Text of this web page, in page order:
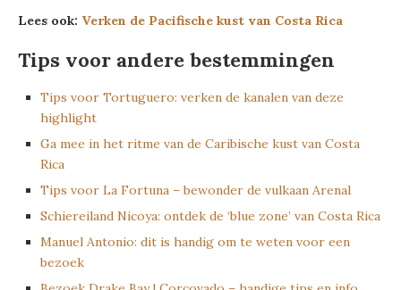
Lees ook: Verken de Pacifische kust van Costa Rica
Tips voor andere bestemmingen
Tips voor Tortuguero: verken de kanalen van deze
highlight
Ga mee in het ritme van de Caribische kust van Costa
Rica
Tips voor La Fortuna – bewonder de vulkaan Arenal
Schiereiland Nicoya: ontdek de ‘blue zone’ van Costa Rica
Manuel Antonio: dit is handig om te weten voor een
bezoek